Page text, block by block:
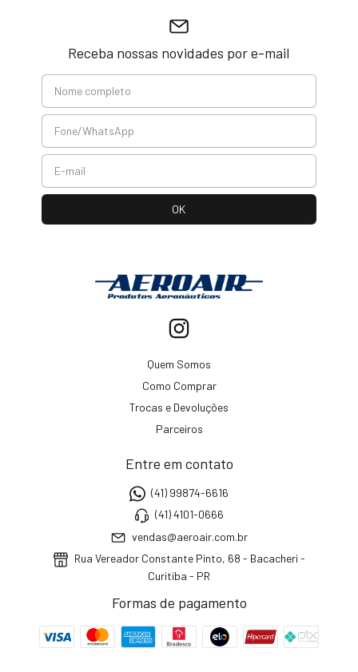
Receba nossas novidades por e-mail
Quem Somos
Como Comprar
Trocas e Devoluções
Parceiros
Entre em contato
(41) 99874-6616
(41) 4101-0666
vendas@aeroair.com.br
Rua Vereador Constante Pinto, 68 - Bacacheri -
Curitiba - PR
Formas de pagamento